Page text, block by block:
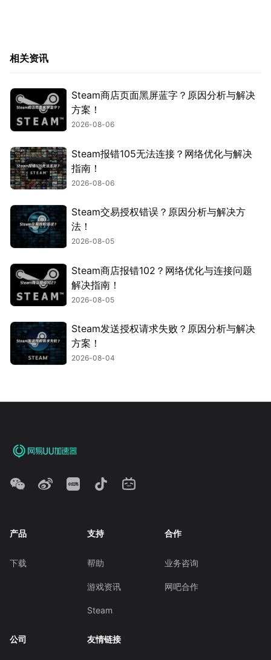
相关资讯
Steam商店页面黑屏蓝字？原因分析与解决
方案！
2026-08-06
Steam报错105无法连接？网络优化与解决
指南！
2026-08-06
Steam交易授权错误？原因分析与解决方
法！
2026-08-05
Steam商店报错102？网络优化与连接问题
解决指南！
2026-08-05
Steam发送授权请求失败？原因分析与解决
方案！
2026-08-04
产品
下载
支持
帮助
游戏资讯
Steam
合作
业务咨询
网吧合作
公司 友情链接